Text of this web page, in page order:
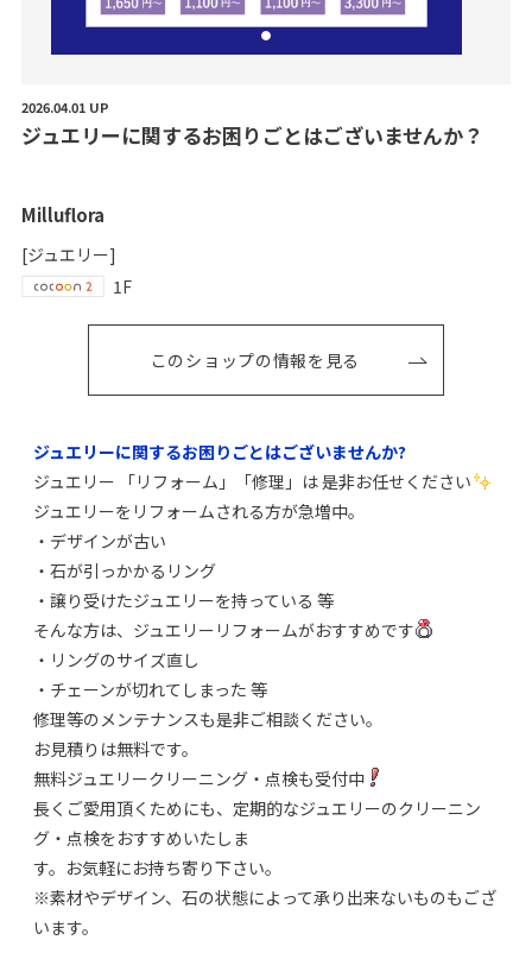
2026.04.01 UP
ジュエリーに関するお困り ごとはございませんか？
Milluflora
[ジュエリー]
1F
このショップの情報を見る
ジュエリーに関するお困りごとはございませんか?
ジュエリー 「リフォーム」「修理」は 是非お任せください
ジュエリーをリフォームされる方が急増中。
・デザインが古い
・石が引っかかるリング
・譲り受けたジュエリーを持っている 等
そんな方は、ジュエリーリフォームがおすすめです
・リングのサイズ直し
・チェーンが切れてしまった 等
修理等のメンテナンスも是非ご相談ください。
お見積りは無料です。
無料ジュエリークリーニング・点検も受付中
長くご愛用頂くためにも、定期的なジュエリーのクリーニン
グ・点検をおすすめいたしま
す。お気軽にお持ち寄り下さい。
※素材やデザイン、石の状態によって承り出来ないものもござ
います。